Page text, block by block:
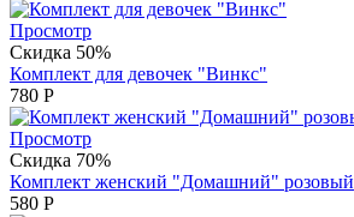
Просмотр
Скидка 50%
Комплект для девочек "Винкс"
780 Р
Просмотр
Скидка 70%
Комплект женский "Домашний" розовый
580 Р